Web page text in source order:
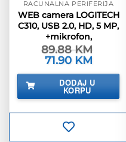
RAČUNALNA PERIFERIJA
WEB camera LOGITECH
C310, USB 2.0, HD, 5 MP,
+mikrofon,
89.88KM
Izvorna
cijena
bila
89.88 KM.
71.90 KM
je:
71.90 KM.
DODAJ U
KORPU